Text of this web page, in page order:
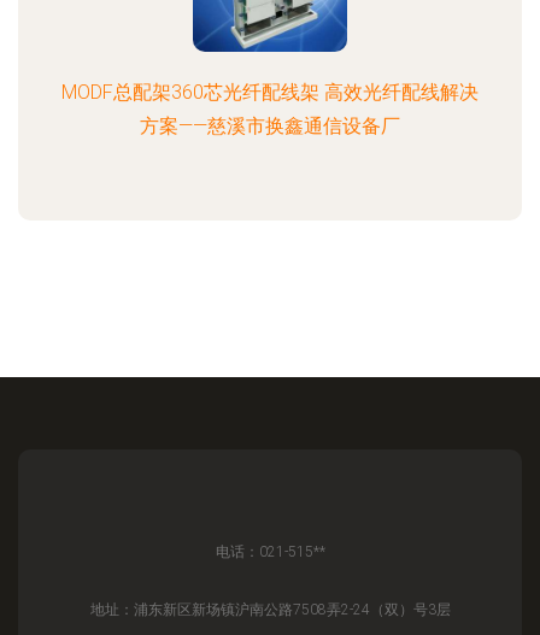
MODF总配架360芯光纤配线架 高效光纤配线解决
方案——慈溪市换鑫通信设备厂
电话：021-515**
地址：浦东新区新场镇沪南公路7508弄2-24（双）号3层